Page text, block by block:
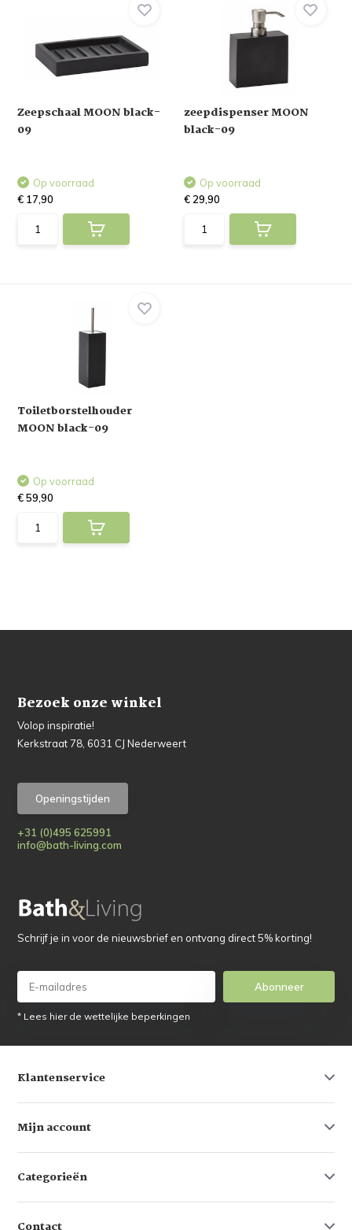
Zeepschaal MOON black-
09
Op voorraad
€ 17,90
zeepdispenser MOON
black-09
Op voorraad
€ 29,90
Toiletborstelhouder
MOON black-09
Op voorraad
€ 59,90
Bezoek onze winkel
Volop inspiratie!
Kerkstraat 78, 6031 CJ Nederweert
Openingstijden
+31 (0)495 625991
info@bath-living.com
Schrijf je in voor de nieuwsbrief en ontvang direct 5% korting!
Abonneer
* Lees hier de wettelijke beperkingen
Klantenservice
Mijn account
Categorieën